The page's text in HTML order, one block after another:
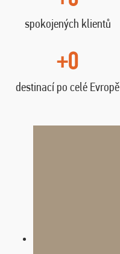
spokojených klientů
+0
destinací po celé Evropě